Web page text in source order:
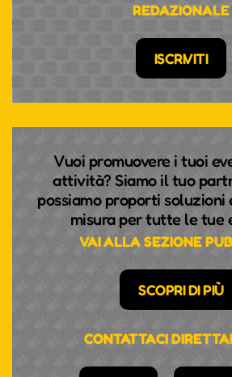
REDAZIONALE
ISCRIVITI
Vuoi promuovere i tuoi
attività? Siamo il tuo
possiamo proporti soluzioni
misura per tutte le tue
VAI ALLA SEZIONE
SCOPRI DI PIÙ
CONTATTACI